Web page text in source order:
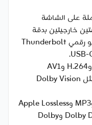
على الشاشة
خارجيتين بدقة
تصل إلى 6K عند 60 هرتز، ومخرج فيديو رقمي Thunderbolt
يدعم تنسيقات HEVC وH.264 وAV1
وProRes، بالإضافة إلى تقنيات HDR مثل Dolby Vision
يدعم تنسيقات AAC وMP3 وApple Lossless
وFLAC وDolby Digital وDolby Digital Plus وDolby